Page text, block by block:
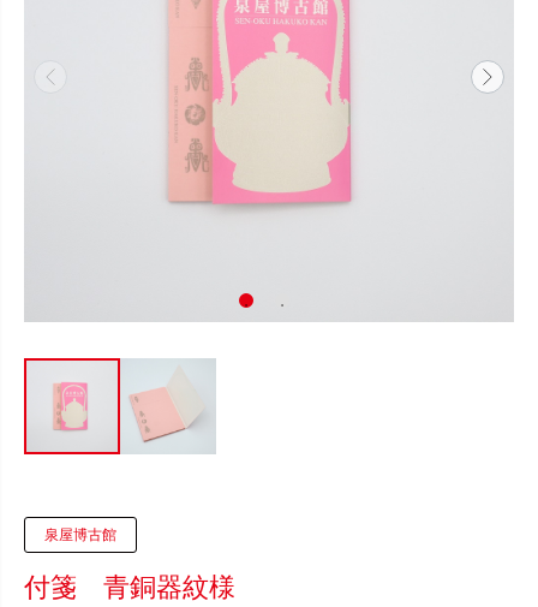
泉屋博古館
付箋 青銅器紋様